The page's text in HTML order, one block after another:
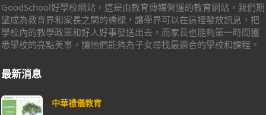
GoodSchool好學校網站，這是由教育傳媒營運的教育網站，我們期
望成為教育界和家長之間的橋樑，讓學界可以在這裡發放訊息，把
學校內的教學政策和好人好事發送出去，而家長也能夠第一時間獲
悉學校的亮點美事，讓他們能夠為子女尋找最適合的學校和課程。
最新消息
中華禮儀教育